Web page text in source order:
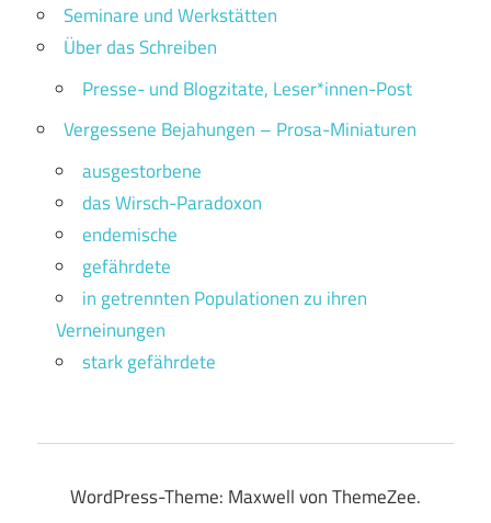
Seminare und Werkstätten
Über das Schreiben
Presse- und Blogzitate, Leser*innen-Post
Vergessene Bejahungen – Prosa-Miniaturen
ausgestorbene
das Wirsch-Paradoxon
endemische
gefährdete
in getrennten Populationen zu ihren
Verneinungen
stark gefährdete
WordPress-Theme: Maxwell von ThemeZee.